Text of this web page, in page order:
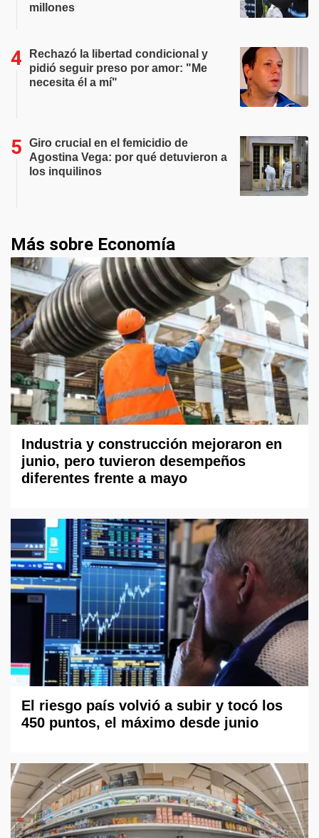
millones
Rechazó la libertad condicional y
pidió seguir preso por amor: "Me
necesita él a mí"
Giro crucial en el femicidio de
Agostina Vega: por qué detuvieron a
los inquilinos
Más sobre Economía
Industria y construcción mejoraron en
junio, pero tuvieron desempeños
diferentes frente a mayo
El riesgo país volvió a subir y tocó los
450 puntos, el máximo desde junio